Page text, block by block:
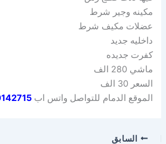
مكينه وجير شرط
عضلات مكيف شرط
داخليه جديد
كفرت جديده
ماشي 280 الف
السعر 30 الف
الموقع الدمام للتواصل واتس اب
السابق